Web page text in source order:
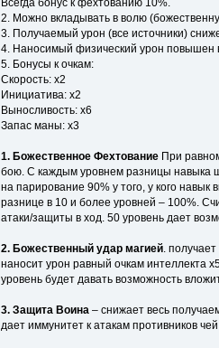
Всегда бонус к фехтованию 10%.
2. Можно вкладывать в волю
3. Получаемый урон (все источники)
4. Наносимый физический урон повышен
5. Бонусы к очкам:
Скорость: x2
Инициатива: x2
Выносливость: x6
Запас маны: x3
1. Божественное Фехтование При
бою. С каждым уровнем разницы навыка
на парирование 90% у того, у кого
разнице в 10 и более уровней – 100%.
атаки/защиты в ход. 50 уровень дает
2. Божественный удар магией.
наносит урон равный очкам интеллекта
уровень будет давать возможность
3. Защита Воина – снижает весь
дает иммунитет к атакам противников